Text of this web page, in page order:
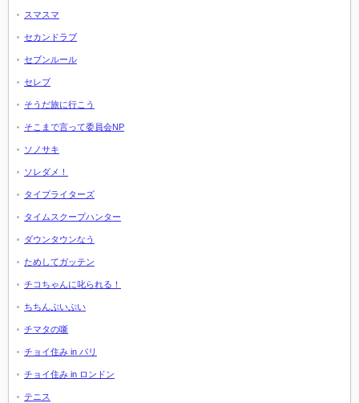
スマスマ
セカンドラブ
セブンルール
セレブ
そうだ旅に行こう
そこまで言って委員会NP
ソノサキ
ソレダメ！
タイプライターズ
タイムスクープハンター
ダウンタウンなう
ためしてガッテン
チコちゃんに叱られる！
ちちんぷいぷい
チマタの噺
チョイ住み in パリ
チョイ住み in ロンドン
テニス